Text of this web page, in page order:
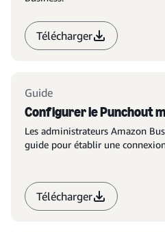
Télécharger
Guide
Configurer le Punchout
Les administrateurs Amazon
guide pour établir une
Télécharger